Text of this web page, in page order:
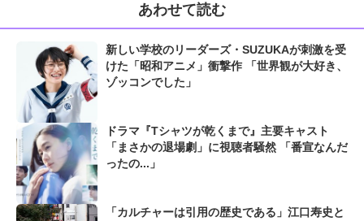
あわせて読む
新しい学校のリーダーズ・SUZUKAが刺激を受
けた「昭和アニメ」衝撃作 「世界観が大好き、
ゾッコンでした」
ドラマ『Tシャツが乾くまで』主要キャスト
「まさかの退場劇」に視聴者騒然 「番宣なんだ
ったの...」
「カルチャーは引用の歴史である」江口寿史と